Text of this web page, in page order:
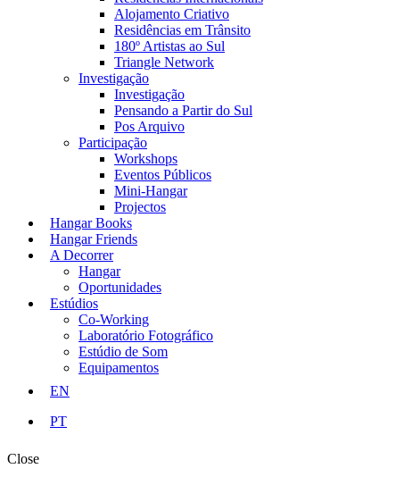
Alojamento Criativo
Residências em Trânsito
180º Artistas ao Sul
Triangle Network
Investigação
Investigação
Pensando a Partir do Sul
Pos Arquivo
Participação
Workshops
Eventos Públicos
Mini-Hangar
Projectos
Hangar Books
Hangar Friends
A Decorrer
Hangar
Oportunidades
Estúdios
Co-Working
Laboratório Fotográfico
Estúdio de Som
Equipamentos
EN
PT
Close